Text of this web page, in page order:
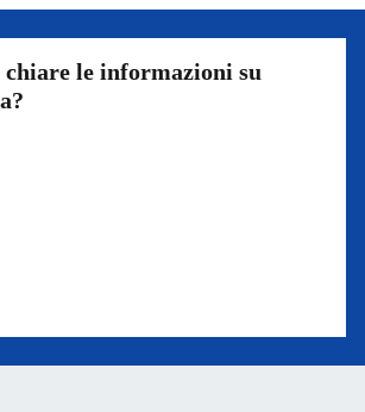
chiare le informazioni su